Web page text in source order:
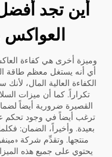
أين تجد
العواكس
أي أنه يستغل معظم طاقة
الكفاءة العالية المال،
تكراراً. كما أن ميزات
القصيرة ضرورية أيضاً
ترغب أيضاً في وجود تحكم
بعيدة. وأخيراً، الضمان:
يحتوي على جميع هذه